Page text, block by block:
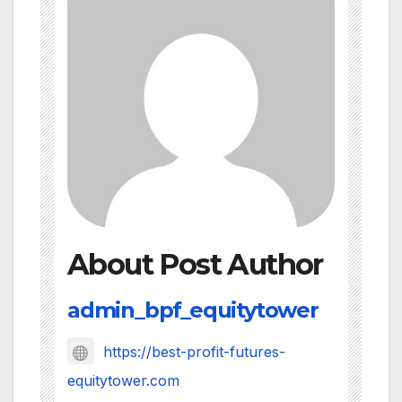
About Post Author
admin_bpf_equitytower
https://best-profit-futures-
equitytower.com